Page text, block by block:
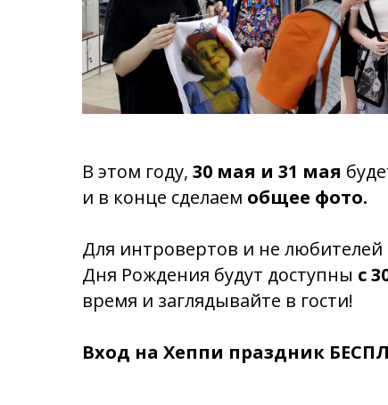
В этом году, 30 мая и 31 мая
и в конце сделаем общее фото.
Для интровертов и не
Дня Рождения будут доступны с
время и заглядывайте в гости!
Вход на Хеппи праздник